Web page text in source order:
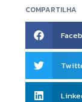
COMPARTILHA